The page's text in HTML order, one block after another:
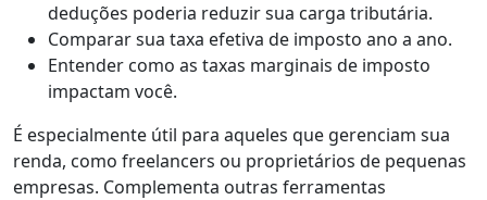
deduções poderia reduzir sua carga tributária.
Comparar sua taxa efetiva de imposto ano a ano.
Entender como as taxas marginais de imposto
impactam você.
É especialmente útil para aqueles que gerenciam sua
renda, como freelancers ou proprietários de pequenas
empresas. Complementa outras ferramentas